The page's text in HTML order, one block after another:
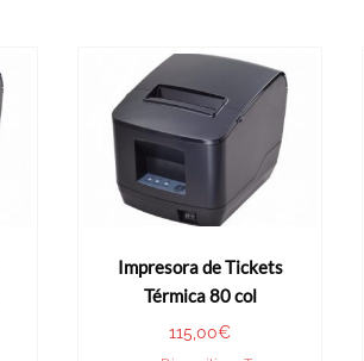
Impresora de Tickets
Térmica 80 col
115,00€